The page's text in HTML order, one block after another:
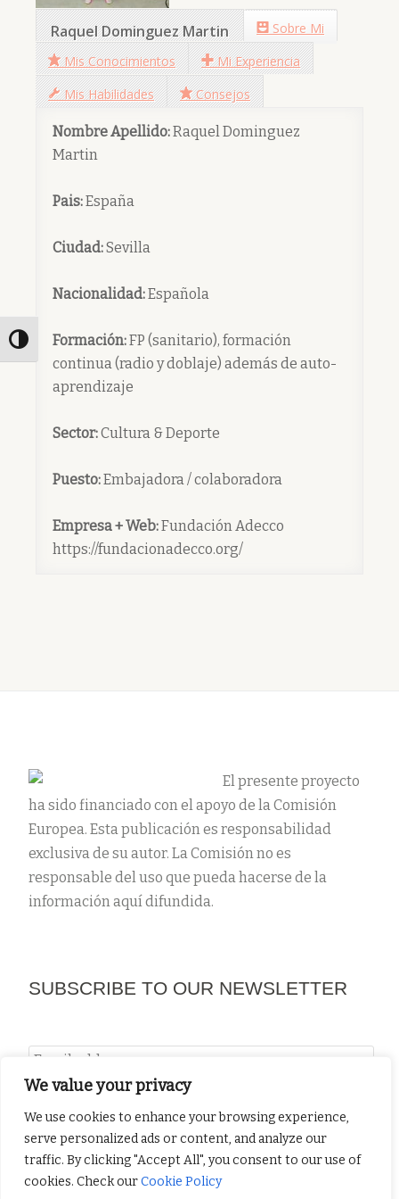
We value your privacy
We use cookies to enhance your browsing experience,
serve personalized ads or content, and analyze our
traffic. By clicking "Accept All", you consent to our use of
cookies. Check ourCookie Policy
Toggle High Contrast
Raquel Dominguez Martin
Sobre Mi
Mis Conocimientos
Mi Experiencia
Mis Habilidades
Consejos
Nombre Apellido:Raquel Dominguez
Martin
Pais:España
Ciudad:Sevilla
Nacionalidad:Española
Formación:FP (sanitario), formación
continua (radio y doblaje) además de auto-
aprendizaje
Sector:Cultura & Deporte
Puesto:Embajadora / colaboradora
Empresa + Web:Fundación Adecco
https://fundacionadecco.org/
El presente proyecto
ha sido financiado con el apoyo de la Comisión
Europea. Esta publicación es responsabilidad
exclusiva de su autor. La Comisión no es
responsable del uso que pueda hacerse de la
información aquí difundida.
SUBSCRIBE TO OUR NEWSLETTER
Menú